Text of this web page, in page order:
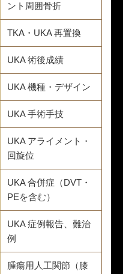
ント周囲骨折
TKA・UKA 再置換
UKA 術後成績
UKA 機種・デザイン
UKA 手術手技
UKA アライメント・
回旋位
UKA 合併症（DVT・
PEを含む）
UKA 症例報告、難治
例
腫瘍用人工関節（膝